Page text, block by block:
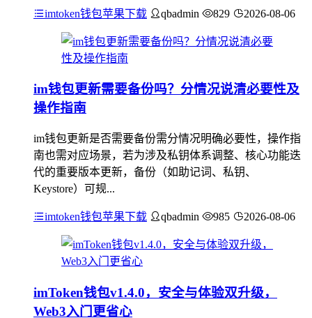
imtoken钱包苹果下载 qbadmin 829 2026-08-06
im钱包更新需要备份吗？分情况说清必要性及
操作指南
im钱包更新是否需要备份需分情况明确必要性，操作指
南也需对应场景，若为涉及私钥体系调整、核心功能迭
代的重要版本更新，备份（如助记词、私钥、
Keystore）可规...
imtoken钱包苹果下载 qbadmin 985 2026-08-06
imToken钱包v1.4.0，安全与体验双升级，
Web3入门更省心